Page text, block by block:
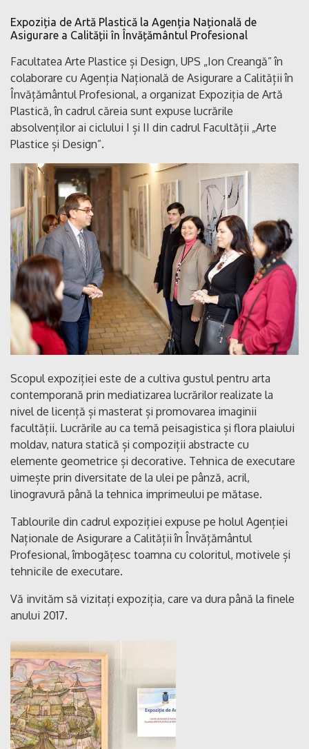
Expoziția de Artă Plastică la Agenția Națională de
Asigurare a Calității în Învățământul Profesional
Facultatea Arte Plastice și Design, UPS „Ion Creangă” în
colaborare cu Agenția Națională de Asigurare a Calității în
Învățământul Profesional, a organizat Expoziția de Artă
Plastică, în cadrul căreia sunt expuse lucrările
absolvenților ai ciclului I și II din cadrul Facultății „Arte
Plastice și Design”.
Scopul expoziției este de a cultiva gustul pentru arta
contemporană prin mediatizarea lucrărilor realizate la
nivel de licență și masterat și promovarea imaginii
facultății. Lucrările au ca temă peisagistica și flora plaiului
moldav, natura statică și compoziții abstracte cu
elemente geometrice și decorative. Tehnica de executare
uimește prin diversitate de la ulei pe pânză, acril,
linogravură până la tehnica imprimeului pe mătase.
Tablourile din cadrul expoziției expuse pe holul Agenției
Naționale de Asigurare a Calității în Învățământul
Profesional, îmbogățesc toamna cu coloritul, motivele și
tehnicile de executare.
Vă invităm să vizitați expoziția, care va dura până la finele
anului 2017.